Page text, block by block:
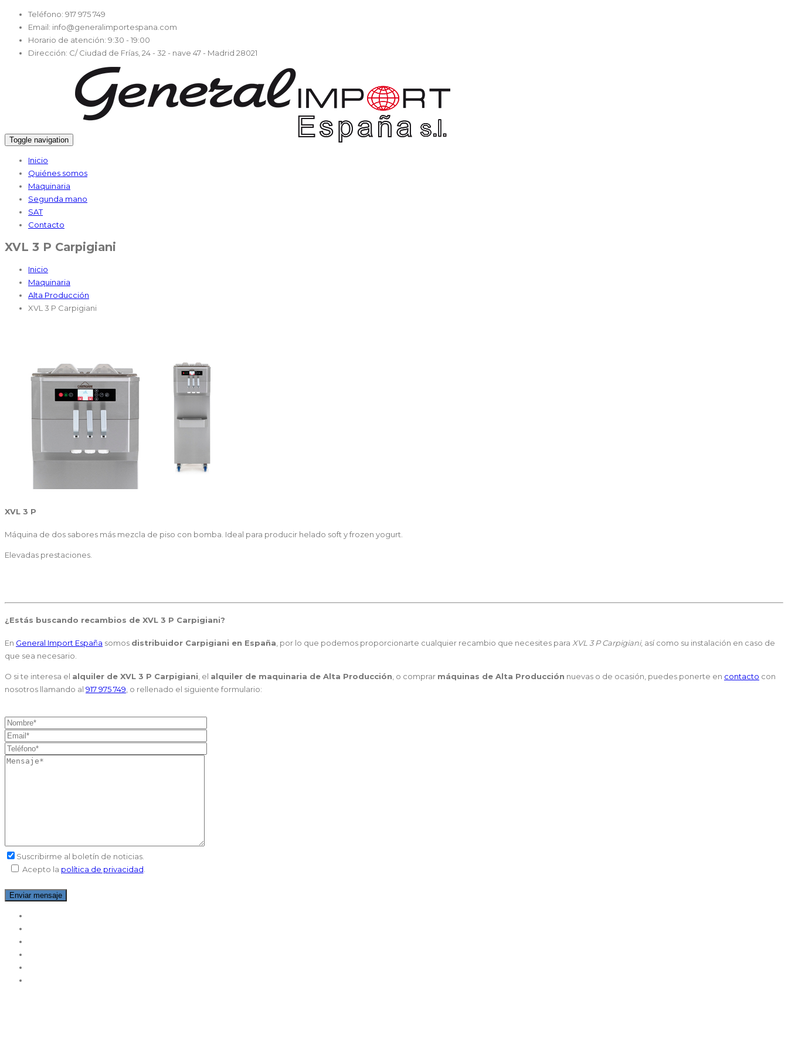
Teléfono: 917 975 749
Email: info@generalimportespana.com
Horario de atención: 9:30 - 19:00
Dirección: C/ Ciudad de Frías, 24 - 32 - nave 47 - Madrid 28021
Toggle navigation
Inicio
Quiénes somos
Maquinaria
Segunda mano
SAT
Contacto
XVL 3 P Carpigiani
Inicio
Maquinaria
Alta Producción
XVL 3 P Carpigiani
XVL 3 P
Máquina de dos sabores más mezcla de piso con bomba. Ideal para producir helado soft y frozen yogurt.
Elevadas prestaciones.
¿Estás buscando recambios de XVL 3 P Carpigiani?
En General Import España somos distribuidor Carpigiani en España, por lo que podemos proporcionarte cualquier recambio que necesites para XVL 3 P Carpigiani, así como su instalación en caso de
que sea necesario.
O si te interesa el alquiler de XVL 3 P Carpigiani, el alquiler de maquinaria de Alta Producción, o comprar máquinas de Alta Producción nuevas o de ocasión, puedes ponerte en contacto con
nosotros llamando al 917 975 749, o rellenado el siguiente formulario:
Suscribirme al boletín de noticias.
Acepto la política de privacidad.